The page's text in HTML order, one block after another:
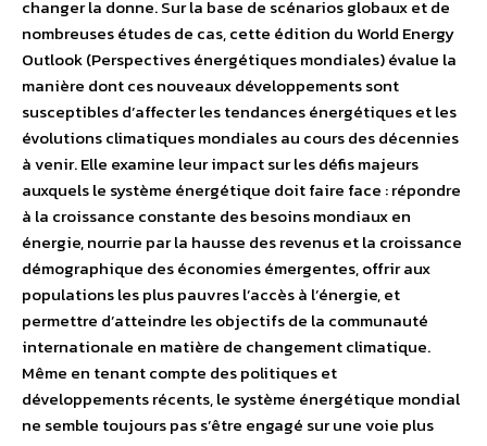
changer la donne. Sur la base de scénarios globaux et de
nombreuses études de cas, cette édition du World Energy
Outlook (Perspectives énergétiques mondiales) évalue la
manière dont ces nouveaux développements sont
susceptibles d’affecter les tendances énergétiques et les
évolutions climatiques mondiales au cours des décennies
à venir. Elle examine leur impact sur les défis majeurs
auxquels le système énergétique doit faire face : répondre
à la croissance constante des besoins mondiaux en
énergie, nourrie par la hausse des revenus et la croissance
démographique des économies émergentes, offrir aux
populations les plus pauvres l’accès à l’énergie, et
permettre d’atteindre les objectifs de la communauté
internationale en matière de changement climatique.
Même en tenant compte des politiques et
développements récents, le système énergétique mondial
ne semble toujours pas s’être engagé sur une voie plus